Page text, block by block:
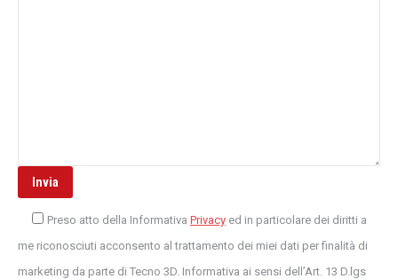
Preso atto della Informativa Privacy ed in particolare dei diritti a
me riconosciuti acconsento al trattamento dei miei dati per finalità di
marketing da parte di Tecno 3D. Informativa ai sensi dell’Art. 13 D.lgs